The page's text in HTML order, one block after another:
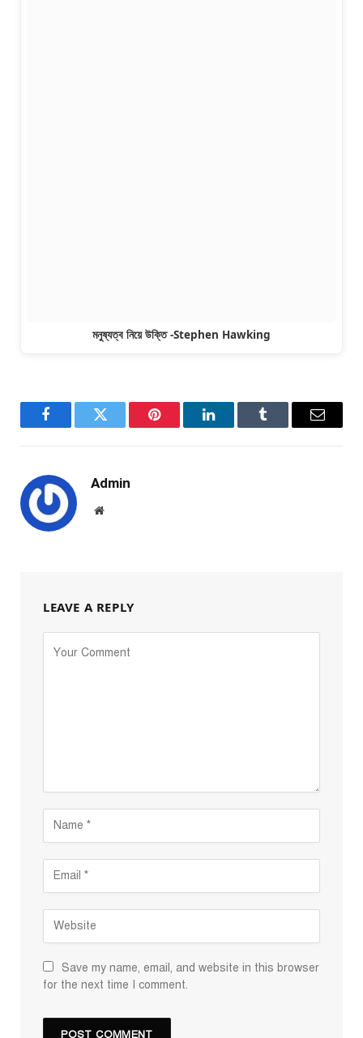
মনুষ্যত্ব নিয়ে উক্তি -Stephen Hawking
FacebookTwitter Pinterest LinkedInTumblr Email
Admin
Website
LEAVE A REPLY
Save my name, email, and website in this browser
for the next time I comment.